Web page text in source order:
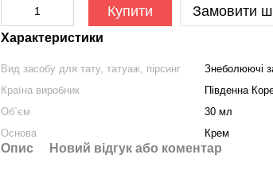
Купити Замовити
Характеристики
Вид засобу для тату, татуаж, пірсинг
Знеболюючі
Країна виробник
Південна
Об`єм
30 мл
Основа
Крем
Опис Новий відгук або коментар